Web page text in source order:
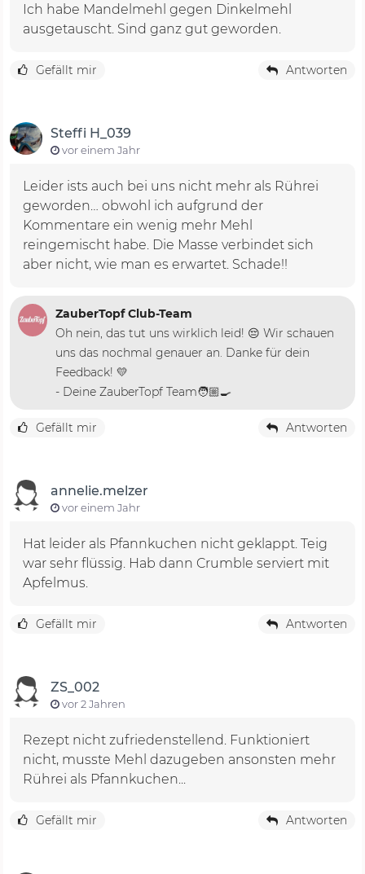
Ich habe Mandelmehl gegen Dinkelmehl
ausgetauscht. Sind ganz gut geworden.
Gefällt mir Antworten
Steffi H_039
vor einem Jahr
Leider ists auch bei uns nicht mehr als Rührei
geworden… obwohl ich aufgrund der
Kommentare ein wenig mehr Mehl
reingemischt habe. Die Masse verbindet sich
aber nicht, wie man es erwartet. Schade!!
ZauberTopf Club-Team
Oh nein, das tut uns wirklich leid! 😔 Wir schauen
uns das nochmal genauer an. Danke für dein
Feedback! 💛
- Deine ZauberTopf Team🧑🏼‍🍳
Gefällt mir Antworten
annelie.melzer
vor einem Jahr
Hat leider als Pfannkuchen nicht geklappt. Teig
war sehr flüssig. Hab dann Crumble serviert mit
Apfelmus.
Gefällt mir Antworten
ZS_002
vor 2 Jahren
Rezept nicht zufriedenstellend. Funktioniert
nicht, musste Mehl dazugeben ansonsten mehr
Rührei als Pfannkuchen...
Gefällt mir Antworten